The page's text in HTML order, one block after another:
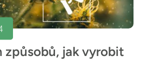
způsobů, jak vyrobit